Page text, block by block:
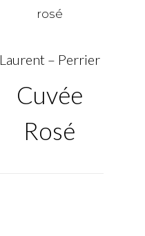
Laurent – Perrier
Cuvée
Rosé